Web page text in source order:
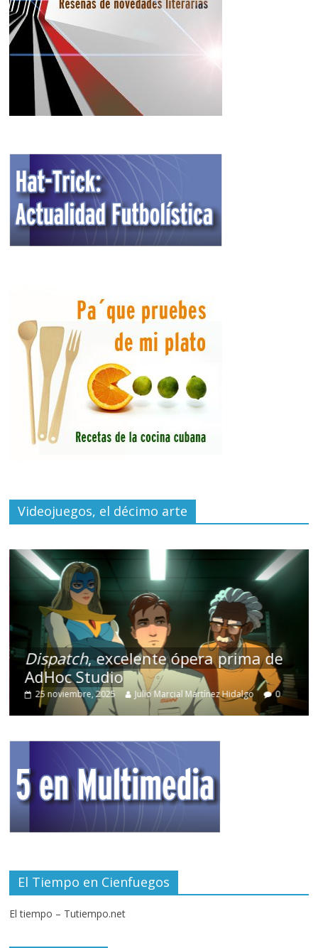
Videojuegos, el décimo arte
Dispatch, excelente ópera prima de
AdHoc Studio
25 noviembre, 2025 Julio Marcial Martínez Hidalgo 0
El Tiempo en Cienfuegos
El tiempo – Tutiempo.net